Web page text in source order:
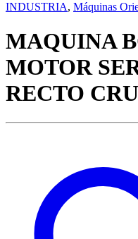
INDUSTRIA, Máquinas
MAQUINA
MOTOR
RECTO